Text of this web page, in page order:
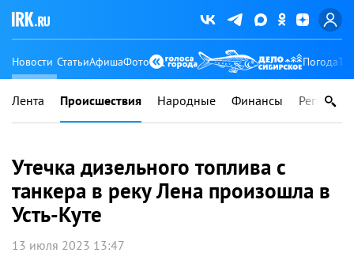
Новости СтатьиАфишаФото Погода
Лента Происшествия Народные Финансы Регионы
Утечка дизельного топлива с
танкера в реку Лена произошла в
Усть-Куте
13 июля 2023 13:47